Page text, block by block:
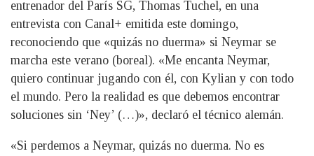
entrenador del París SG, Thomas Tuchel, en una
entrevista con Canal+ emitida este domingo,
reconociendo que «quizás no duerma» si Neymar se
marcha este verano (boreal). «Me encanta Neymar,
quiero continuar jugando con él, con Kylian y con todo
el mundo. Pero la realidad es que debemos encontrar
soluciones sin ‘Ney’ (…)», declaró el técnico alemán.
«Si perdemos a Neymar, quizás no duerma. No es